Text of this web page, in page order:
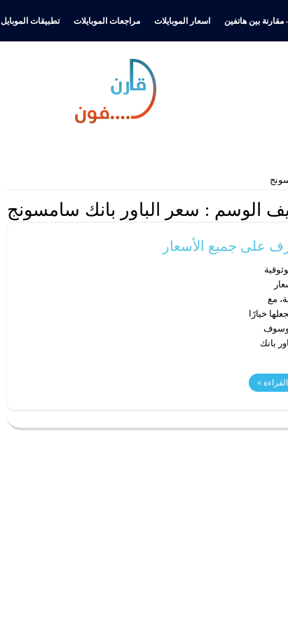
بين هاتفين اسعار الموبايلات مراجعات الموبايلات تطبيقات الموبايل
الوسم : سعر الباور بانك سامسونج
على جميع الأسعار
مع
خيارًا
وسوف
بانك
»